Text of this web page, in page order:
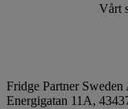
Vårt
Fridge Partner Sweden
Energigatan 11A,